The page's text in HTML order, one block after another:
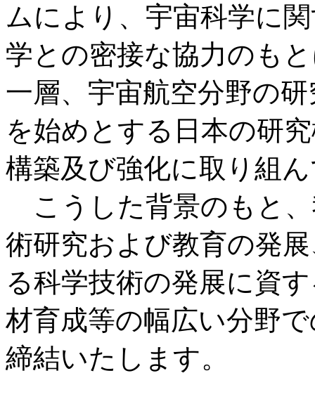
ムにより、宇宙科学に
学との密接な協力のも
一層、宇宙航空分野の
を始めとする日本の研
構築及び強化に取り組
こうした背景のもと
術研究および教育の発
る科学技術の発展に資
材育成等の幅広い分野
締結いたします。